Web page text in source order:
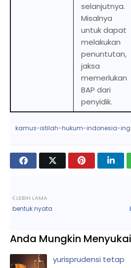
selanjutnya.
Misalnya
untuk dapat
melakukan
penuntutan,
jaksa
memerlukan
BAP dari
penyidik.
kamus-istilah-hukum-indonesia-
LEBIH LAMA
bentuk nyata
Anda Mungkin
yurisprudensi tetap